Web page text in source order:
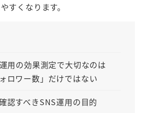
すくなります。
用の効果測定で大切なのは
ォロワー数」だけではない
認すべきSNS運用の目的